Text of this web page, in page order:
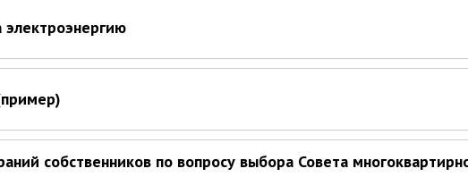
собственников по вопросу выбора Совета